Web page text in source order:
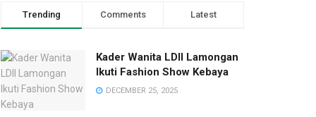
Trending Comments Latest
Kader Wanita LDII Lamongan
Ikuti Fashion Show Kebaya
DECEMBER 25, 2025